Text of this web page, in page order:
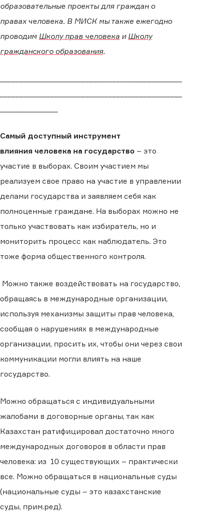
образовательные проекты для граждан о
правах человека. В МИСК мы также ежегодно
проводим Школу прав человека и Школу
гражданского образования.
Самый доступный инструмент
влияния человека на государство – это
участие в выборах. Своим участием мы
реализуем свое право на участие в управлении
делами государства и заявляем себя как
полноценные граждане. На выборах можно не
только участвовать как избиратель, но и
мониторить процесс как наблюдатель. Это
тоже форма общественного контроля.
Можно также воздействовать на государство,
обращаясь в международные организации,
используя механизмы защиты прав человека,
сообщая о нарушениях в международные
организации, просить их, чтобы они через свои
коммуникации могли влиять на наше
государство.
Можно обращаться с индивидуальными
жалобами в договорные органы, так как
Казахстан ратифицировал достаточно много
международных договоров в области прав
человека: из 10 существующих – практически
все. Можно обращаться в национальные суды
(национальные суды – это казахстанские
суды, прим.ред).